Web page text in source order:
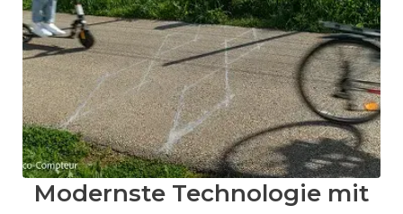
Modernste Technologie mit